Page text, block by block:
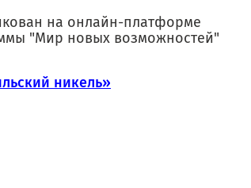
на онлайн-платформе
"Мир новых возможностей"
никель»